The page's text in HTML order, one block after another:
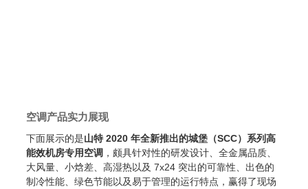
空调产品实力展现
下面展示的是山特 2020年全新推出的城堡（SCC）系列高
能效机房专用空调 ，颇具针对性的研发设计、全金属品质、
大风量、小焓差、高湿热以及 7x24 突出的可靠性、出色的
制冷性能、绿色节能以及易于管理的运行特点，赢得了现场